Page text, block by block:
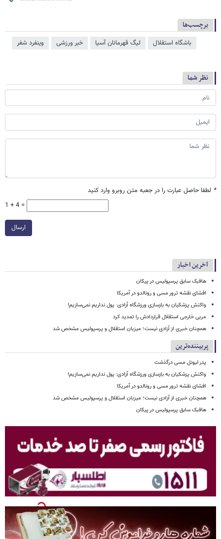
برچسب‌ها
باشگاه استقلال لیگ قهرمانان آسیا خبر ورزشی وینفرد شفر
نظر شما
* لطفا حاصل عبارت را در جعبه متن روبرو وارد کنید
1 + 4 =
ارسال
آخرین اخبار
هافبک سابق پرسپولیس در پیکان
افشای نقشه ترور مسی و رونالدو در آمریکا
واکنش پزشکیان به بازسازی ورزشگاه آزادی: پول نداریم نمی‌سازیم!
مربی خارجی استقلال قراردادش را تمدید کرد
همچنان خبری از آزادی نیست؛ میزبان استقلال و پرسپولیس مشخص شد
پربیننده‌ترین
پدر لیونل مسی درگذشت
واکنش پزشکیان به بازسازی ورزشگاه آزادی: پول نداریم نمی‌سازیم!
افشای نقشه ترور مسی و رونالدو در آمریکا
همچنان خبری از آزادی نیست؛ میزبان استقلال و پرسپولیس مشخص شد
هافبک سابق پرسپولیس در پیکان